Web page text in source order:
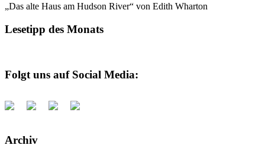
„Das alte Haus am Hudson River“ von Edith Wharton
Lesetipp des Monats
Folgt uns auf Social Media:
Archiv